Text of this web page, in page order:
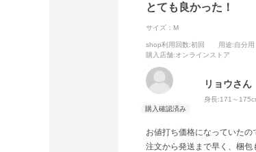
とても良かった！
サイズ：M
shop利用回数:初回 用途:自分用
購入店舗:オンラインストア
リョウさん
身長:171～
お値打ち価格になっていたの
注文から発送まで早く、梱包